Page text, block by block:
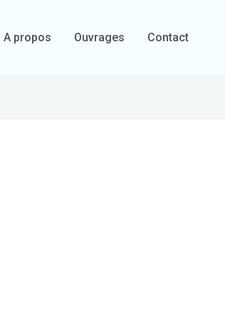
A propos Ouvrages Contact